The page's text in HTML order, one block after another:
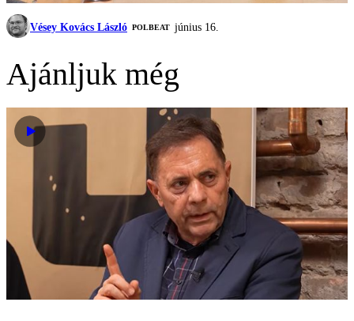
Vésey Kovács László ‎POLBEAT június 16.
Ajánljuk még